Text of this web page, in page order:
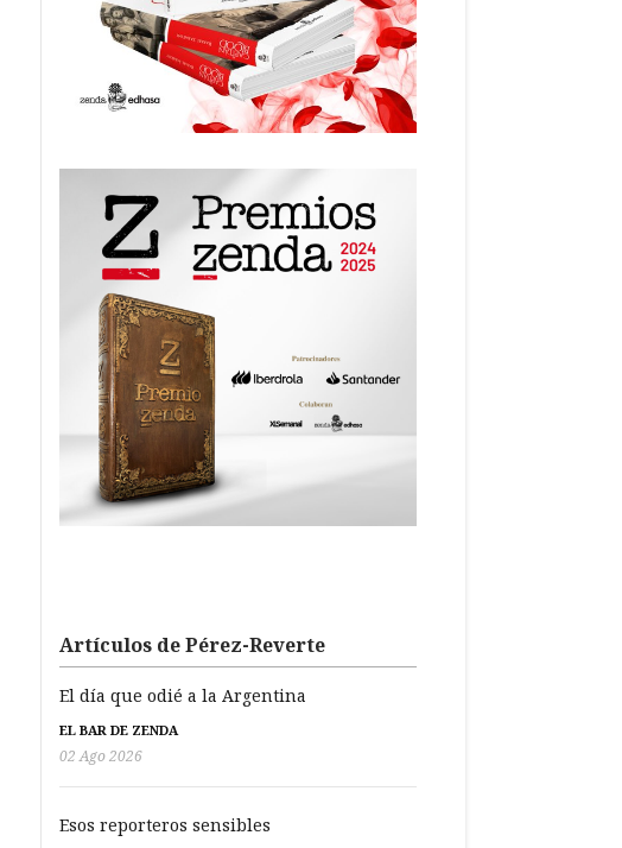
Artículos de Pérez-Reverte
El día que odié a la Argentina
EL BAR DE ZENDA
02 Ago 2026
Esos reporteros sensibles